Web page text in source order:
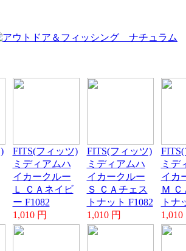
FITS(フィッツ)
ミディアムハ
イカークルー
Ｌ ＣＡネイビ
ー F1082
1,010 円
FITS(フィッツ)
ミディアムハ
イカークルー
Ｓ ＣＡチェス
トナット F1082
1,010 円
ミデ
イカ
Ｍ Ｃ
トナ
1,010